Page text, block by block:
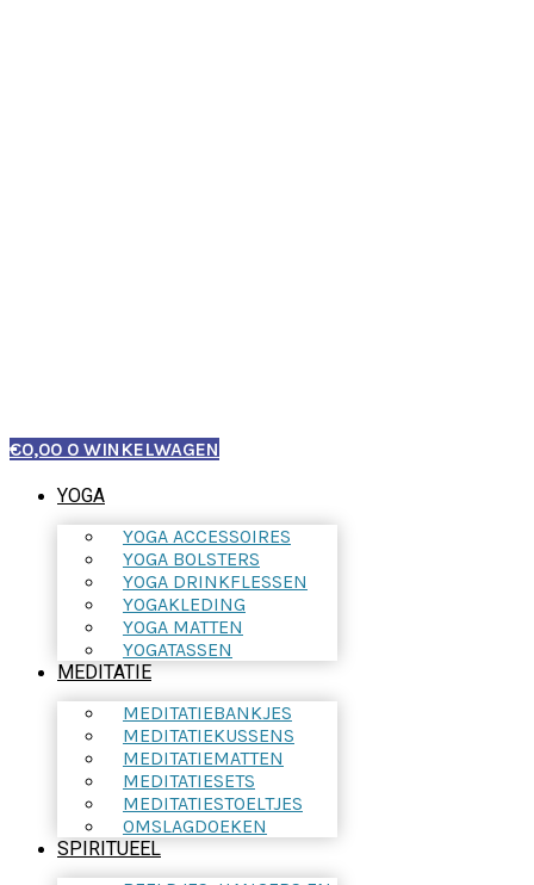
€0,00 0 WINKELWAGEN
YOGA
YOGA ACCESSOIRES
YOGA BOLSTERS
YOGA DRINKFLESSEN
YOGAKLEDING
YOGA MATTEN
YOGATASSEN
MEDITATIE
MEDITATIEBANKJES
MEDITATIEKUSSENS
MEDITATIEMATTEN
MEDITATIESETS
MEDITATIESTOELTJES
OMSLAGDOEKEN
SPIRITUEEL